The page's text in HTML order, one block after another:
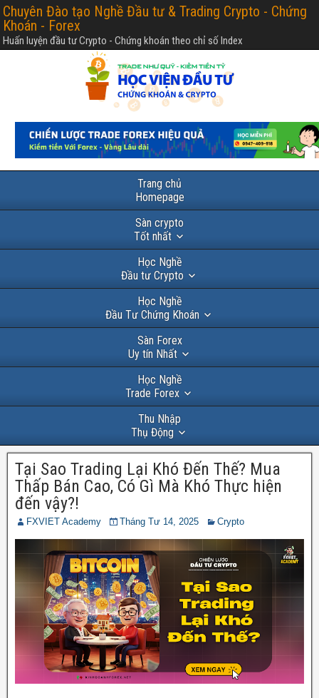
Chuyên Đào tạo Nghề Đầu tư & Trading Crypto - Chứng
Khoán - Forex
Huấn luyện đầu tư Crypto - Chứng khoán theo chỉ số Index
Trang chủ
Homepage
Sàn crypto
Tốt nhất
Học Nghề
Đầu tư Crypto
Học Nghề
Đầu Tư Chứng Khoán
Sàn Forex
Uy tín Nhất
Học Nghề
Trade Forex
Thu Nhập
Thụ Động
Tại Sao Trading Lại Khó Đến Thế? Mua
Thấp Bán Cao, Có Gì Mà Khó Thực hiện
đến vậy?!
FXVIET Academy Tháng Tư 14, 2025 Crypto